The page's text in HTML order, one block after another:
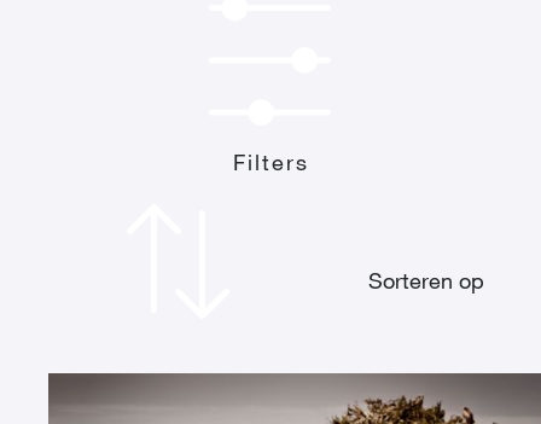
Filters
Sorteren op